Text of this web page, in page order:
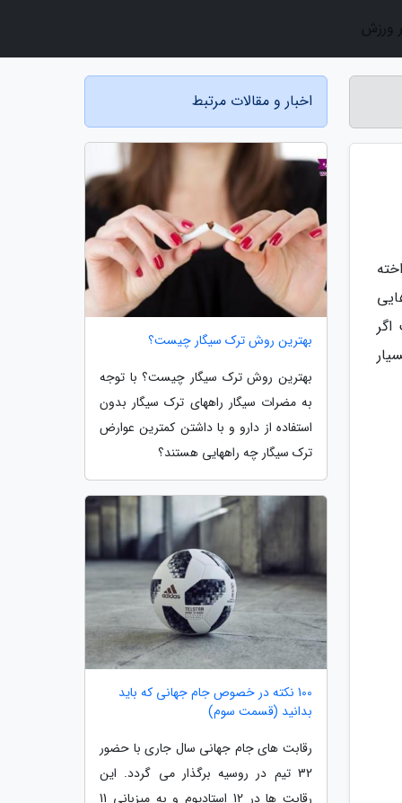
اخبار و مقالات مرتبط
بهترین روش ترک سیگار چیست؟
بهترین روش ترک سیگار چیست؟ با توجه
به مضرات سیگار راههای ترک سیگار بدون
استفاده از دارو و با داشتن کمترین عوارض
ترک سیگار چه راههایی هستند؟
100 نکته در خصوص جام جهانی که باید
بدانید (قسمت سوم)
رقابت های جام جهانی سال جاری با حضور
32 تیم در روسیه برگذار می گردد. این
رقابت ها در 12 استادیوم و به میزبانی 11
ورزش